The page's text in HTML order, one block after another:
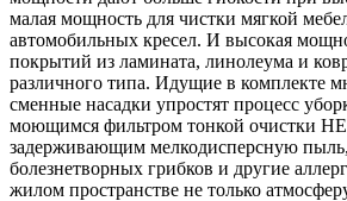
малая мощность для чистки мягкой
автомобильных кресел. И высокая
покрытий из ламината, линолеума и
различного типа. Идущие в комплекте
сменные насадки упростят процесс
моющимся фильтром тонкой очистки
задерживающим мелкодисперсную
болезнетворных грибков и другие
жилом пространстве не только